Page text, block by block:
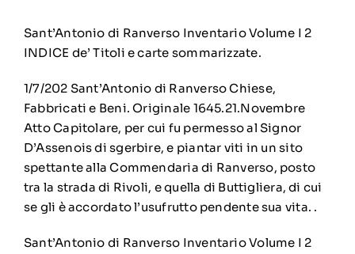
Sant’Antonio di Ranverso Inventario Volume I 2
INDICE de’ Titoli e carte sommarizzate.
1/7/202 Sant’Antonio di Ranverso Chiese,
Fabbricati e Beni. Originale 1645.21.Novembre
Atto Capitolare, per cui fu permesso al Signor
D’Assenois di sgerbire, e piantar viti in un sito
spettante alla Commendaria di Ranverso, posto
tra la strada di Rivoli, e quella di Buttigliera, di cui
se gli è accordato l’usufrutto pendente sua vita. .
Sant’Antonio di Ranverso Inventario Volume I 2